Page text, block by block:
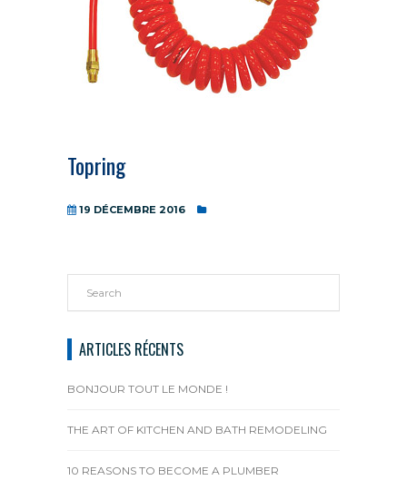
Topring
19 DÉCEMBRE 2016
ARTICLES RÉCENTS
BONJOUR TOUT LE MONDE !
THE ART OF KITCHEN AND BATH REMODELING
10 REASONS TO BECOME A PLUMBER